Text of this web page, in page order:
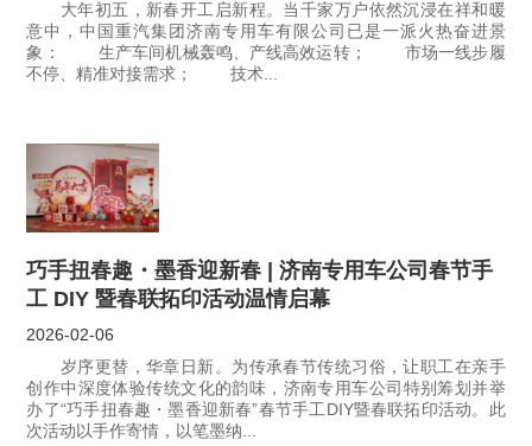
大年初五，新春开工启新程。当千家万户依然沉浸在祥和暖
意中，中国重汽集团济南专用车有限公司已是一派火热奋进景
象： 生产车间机械轰鸣、产线高效运转； 市场一线步履
不停、精准对接需求； 技术...
巧手扭春趣・墨香迎新春 | 济南专用车公司春节手
工 DIY 暨春联拓印活动温情启幕
2026-02-06
岁序更替，华章日新。为传承春节传统习俗，让职工在亲手
创作中深度体验传统文化的韵味，济南专用车公司特别筹划并举
办了“巧手扭春趣・墨香迎新春”春节手工DIY暨春联拓印活动。此
次活动以手作寄情，以笔墨纳...